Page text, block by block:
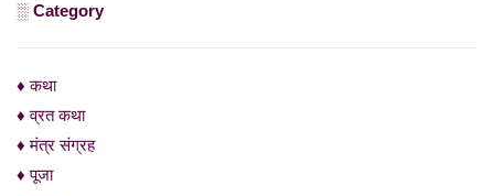
░ Category
♦ कथा
♦ व्रत कथा
♦ मंत्र संग्रह
♦ पूजा